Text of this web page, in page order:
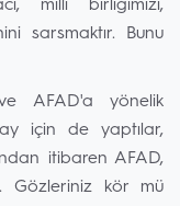
millî birliğimizi,
sarsmaktır. Bunu
ve AFAD'a yönelik
için de yaptılar,
itibaren AFAD,
Gözleriniz kör mü